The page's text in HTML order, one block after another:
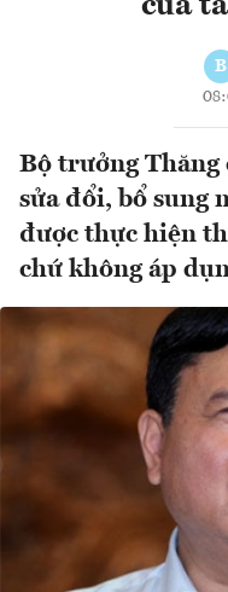
B
Bộ trưởng Thăng
sửa đổi, bổ sung
được thực hiện
chứ không áp